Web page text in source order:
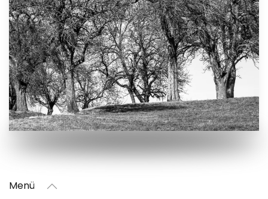
VERGRÖSSERN
Menü